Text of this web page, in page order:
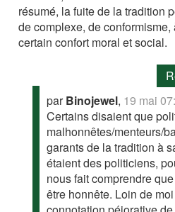
résumé, la fuite de la tradition
de complexe, de conformisme,
certain confort moral et social.
parBinojewel, 19 mai
Certains disaient que
malhonnêtes/menteurs/
garants de la tradition à
étaient des politiciens,
nous fait comprendre
être honnête. Loin de